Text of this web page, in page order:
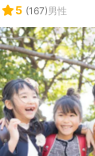
5 (167)男性